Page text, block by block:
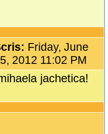
Friday, June
2012 11:02 PM
jachetica!